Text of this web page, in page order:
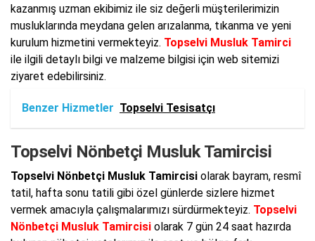
kazanmış uzman ekibimiz ile siz değerli müşterilerimizin
musluklarında meydana gelen arızalanma, tıkanma ve yeni
kurulum hizmetini vermekteyiz. Topselvi Musluk Tamirci
ile ilgili detaylı bilgi ve malzeme bilgisi için web sitemizi
ziyaret edebilirsiniz.
Benzer Hizmetler Topselvi Tesisatçı
Topselvi Nönbetçi Musluk Tamircisi
Topselvi Nönbetçi Musluk Tamircisi olarak bayram, resmî
tatil, hafta sonu tatili gibi özel günlerde sizlere hizmet
vermek amacıyla çalışmalarımızı sürdürmekteyiz. Topselvi
Nönbetçi Musluk Tamircisi olarak 7 gün 24 saat hazırda